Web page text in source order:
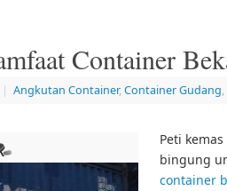
Container
| Angkutan Container, Container Gudang,
Peti
bingung
container